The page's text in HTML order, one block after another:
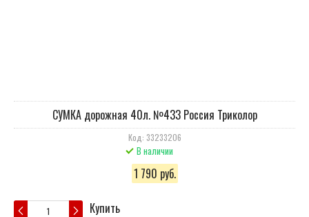
СУМКА дорожная 40л. №433 Россия Триколор
Код: 33233206
В наличии
1 790 руб.
Купить